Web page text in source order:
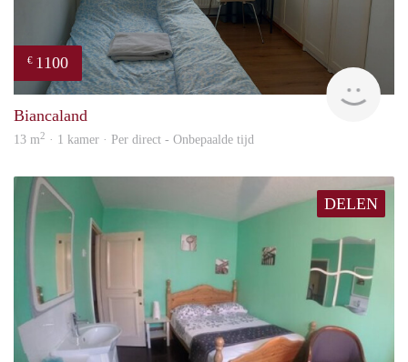
€ 1100
Biancaland
13 m2 · 1 kamer · Per direct - Onbepaalde tijd
DELEN